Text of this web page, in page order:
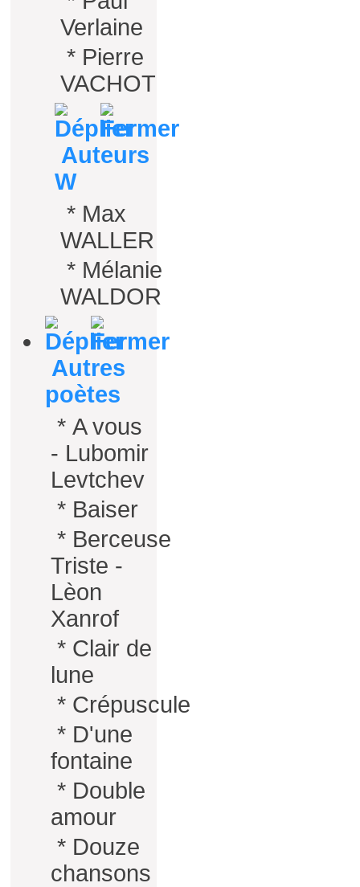
Verlaine
* Pierre
VACHOT
Auteurs
W
* Max
WALLER
* Mélanie
WALDOR
Autres
poètes
* A vous
- Lubomir
Levtchev
* Baiser
* Berceuse
Triste -
Lèon
Xanrof
* Clair de
lune
* Crépuscule
* D'une
fontaine
* Double
amour
* Douze
chansons